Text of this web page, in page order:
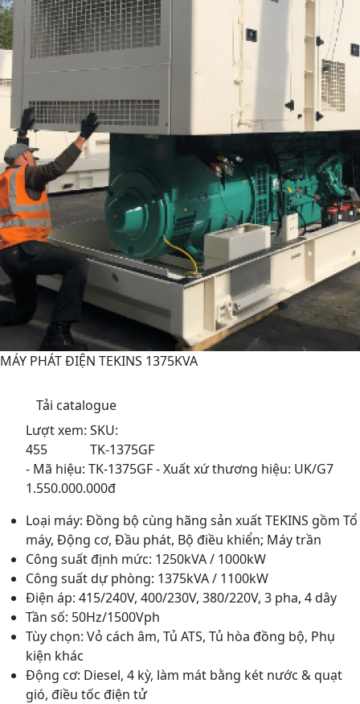
MÁY PHÁT ĐIỆN TEKINS 1375KVA
Tải catalogue
Lượt xem:
455
SKU:
TK-1375GF
- Mã hiệu: TK-1375GF - Xuất xứ thương hiệu: UK/G7
1.550.000.000đ
Loại máy: Đồng bộ cùng hãng sản xuất TEKINS gồm Tổ
máy, Động cơ, Đầu phát, Bộ điều khiển; Máy trần
Công suất định mức: 1250kVA / 1000kW
Công suất dự phòng: 1375kVA / 1100kW
Điện áp: 415/240V, 400/230V, 380/220V, 3 pha, 4 dây
Tần số: 50Hz/1500Vph
Tùy chọn: Vỏ cách âm, Tủ ATS, Tủ hòa đồng bộ, Phụ
kiện khác
Động cơ: Diesel, 4 kỳ, làm mát bằng két nước & quạt
gió, điều tốc điện tử